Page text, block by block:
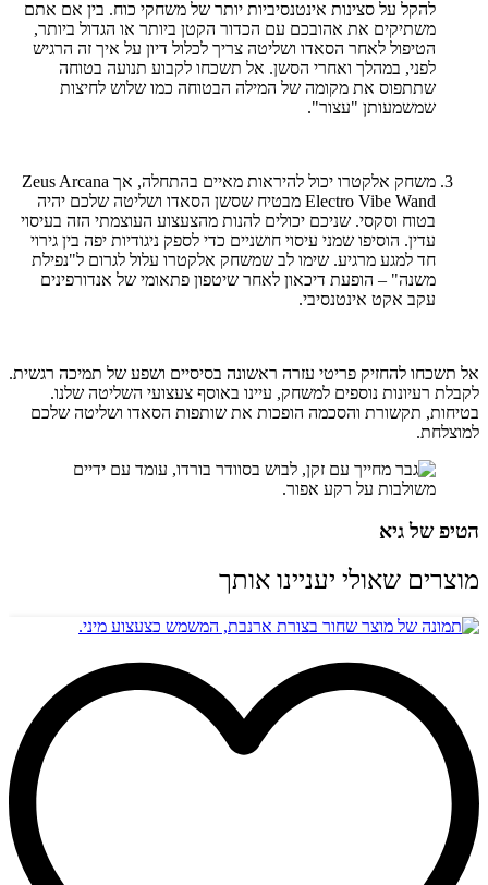
להקל על סצינות אינטנסיביות יותר של משחקי כוח. בין אם אתם
משתיקים את אהובכם עם הכדור הקטן ביותר או הגדול ביותר,
הטיפול לאחר הסאדו ושליטה צריך לכלול דיון על איך זה הרגיש
לפני, במהלך ואחרי הסשן. אל תשכחו לקבוע תנועה בטוחה
שתתפוס את מקומה של המילה הבטוחה כמו שלוש לחיצות
שמשמעותן "עצור".
משחק אלקטרו יכול להיראות מאיים בהתחלה, אך Zeus Arcana
Electro Vibe Wand מבטיח שסשן הסאדו ושליטה שלכם יהיה
בטוח וסקסי. שניכם יכולים להנות מהצעצוע העוצמתי הזה בעיסוי
עדין. הוסיפו שמני עיסוי חושניים כדי לספק ניגודיות יפה בין גירוי
חד למגע מרגיע. שימו לב שמשחק אלקטרו עלול לגרום ל"נפילת
משנה" – הופעת דיכאון לאחר שיטפון פתאומי של אנדורפינים
עקב אקט אינטנסיבי.
אל תשכחו להחזיק פריטי עזרה ראשונה בסיסיים ושפע של תמיכה רגשית.
לקבלת רעיונות נוספים למשחק, עיינו באוסף צעצועי השליטה שלנו.
בטיחות, תקשורת והסכמה הופכות את שותפות הסאדו ושליטה שלכם
למוצלחת.
הטיפ של גיא
מוצרים שאולי יעניינו אותך